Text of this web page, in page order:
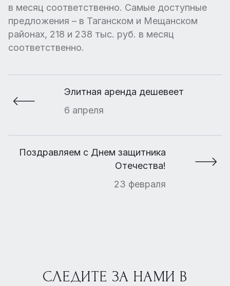
в месяц соответственно. Самые доступные
предложения – в Таганском и Мещанском
районах, 218 и 238 тыс. руб. в месяц
соответственно.
Элитная аренда дешевеет
6 апреля
Поздравляем с Днем защитника
Отечества!
23 февраля
СЛЕДИТЕ ЗА НАМИ В